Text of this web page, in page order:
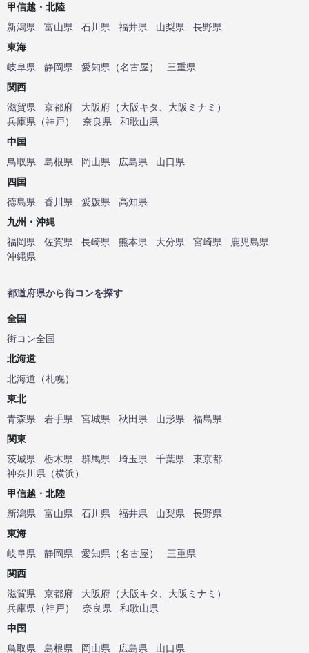
甲信越・北陸
新潟県
富山県 石川県 福井県 山梨県
長野県
東海
岐阜県
静岡県 愛知県 （名古屋）
三重県
関西
滋賀県
京都府 大阪府 （大阪キタ 大阪ミナミ ）
兵庫県 （神戸） 奈良県
和歌山県
中国
鳥取県
島根県 岡山県 広島県
山口県
四国
徳島県
香川県 愛媛県
高知県
九州・沖縄
福岡県
佐賀県 長崎県 熊本県 大分県 宮崎県
鹿児島県
沖縄県
都道府県から街コンを探す
全国
街コン全国
北海道
北海道 （札幌）
東北
青森県
岩手県 宮城県 秋田県 山形県
福島県
関東
茨城県
栃木県 群馬県 埼玉県 千葉県
東京都
神奈川県 （横浜）
甲信越・北陸
新潟県
富山県 石川県 福井県 山梨県
長野県
東海
岐阜県
静岡県 愛知県 （名古屋）
三重県
関西
滋賀県
京都府 大阪府 （大阪キタ 大阪ミナミ ）
兵庫県 （神戸） 奈良県
和歌山県
中国
鳥取県
島根県 岡山県 広島県 山口県